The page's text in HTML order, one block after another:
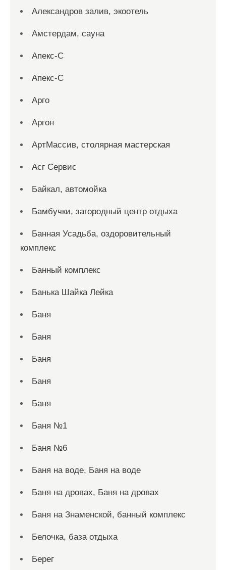
Александров залив, экоотель
Амстердам, сауна
Апекс-С
Апекс-С
Арго
Аргон
АртМассив, столярная мастерская
Асг Сервис
Байкал, автомойка
Бамбучки, загородный центр отдыха
Банная Усадьба, оздоровительный
комплекс
Банный комплекс
Банька Шайка Лейка
Баня
Баня
Баня
Баня
Баня
Баня №1
Баня №6
Баня на воде, Баня на воде
Баня на дровах, Баня на дровах
Баня на Знаменской, банный комплекс
Белочка, база отдыха
Берег